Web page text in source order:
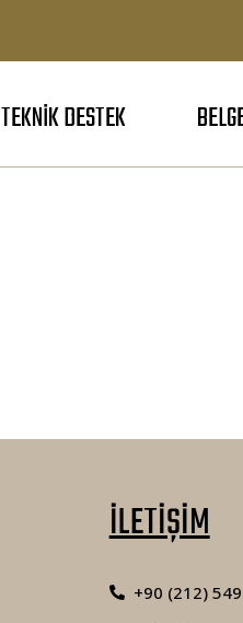
TEKNIK DESTEK
İLETİŞİM
+90 (212)